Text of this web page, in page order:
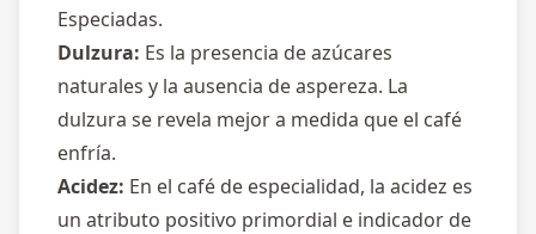
Especiadas.
Dulzura: Es la presencia de azúcares
naturales y la ausencia de aspereza. La
dulzura se revela mejor a medida que el café
enfría.
Acidez: En el café de especialidad, la acidez es
un atributo positivo primordial e indicador de